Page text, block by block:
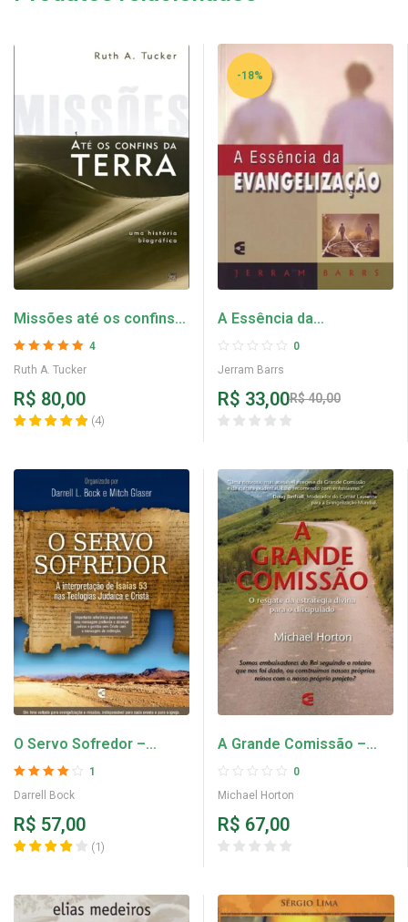
Missões até os confins
da terra – Ruth A. Tucker
4
Ruth A. Tucker
R$ 80,00
(4)
-18%
A Essência da
Evangelização – Jerram
Barrs
0
Jerram Barrs
R$40,00
R$ 33,00
O Servo Sofredor –
Darrell Bock
1
Darrell Bock
R$ 57,00
(1)
A Grande Comissão –
Michael Horton
0
Michael Horton
R$ 67,00